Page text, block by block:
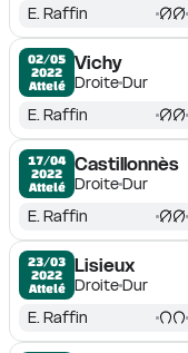
E. Raffin
02/05
2022
Attelé
Vichy
DroiteDur
E. Raffin
17/04
2022
Attelé
Castillonnès
DroiteDur
E. Raffin
23/03
2022
Attelé
Lisieux
DroiteDur
E. Raffin